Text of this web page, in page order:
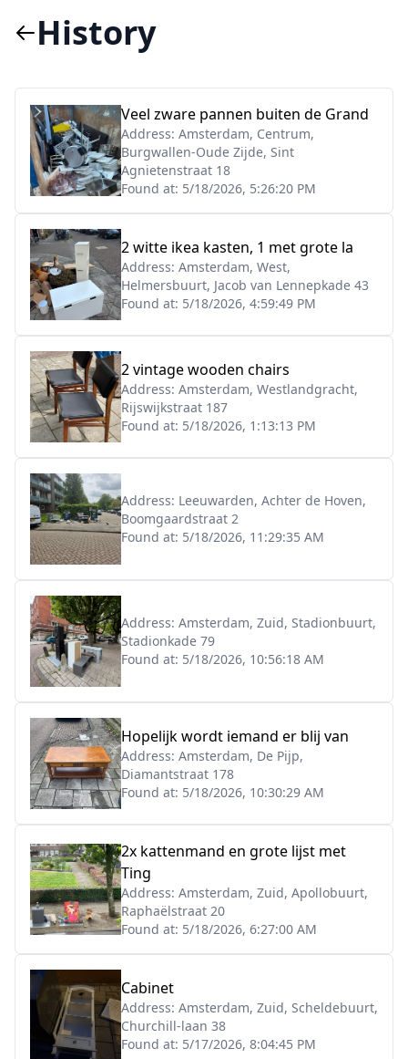
History
Veel zware pannen buiten de Grand
Address: Amsterdam, Centrum,
Burgwallen-Oude Zijde, Sint
Agnietenstraat 18
Found at: 5/18/2026, 5:26:20 PM
2 witte ikea kasten, 1 met grote la
Address: Amsterdam, West,
Helmersbuurt, Jacob van Lennepkade 43
Found at: 5/18/2026, 4:59:49 PM
2 vintage wooden chairs
Address: Amsterdam, Westlandgracht,
Rijswijkstraat 187
Found at: 5/18/2026, 1:13:13 PM
Address: Leeuwarden, Achter de Hoven,
Boomgaardstraat 2
Found at: 5/18/2026, 11:29:35 AM
Address: Amsterdam, Zuid, Stadionbuurt,
Stadionkade 79
Found at: 5/18/2026, 10:56:18 AM
Hopelijk wordt iemand er blij van
Address: Amsterdam, De Pijp,
Diamantstraat 178
Found at: 5/18/2026, 10:30:29 AM
2x kattenmand en grote lijst met
Ting
Address: Amsterdam, Zuid, Apollobuurt,
Raphaëlstraat 20
Found at: 5/18/2026, 6:27:00 AM
Cabinet
Address: Amsterdam, Zuid, Scheldebuurt,
Churchill-laan 38
Found at: 5/17/2026, 8:04:45 PM